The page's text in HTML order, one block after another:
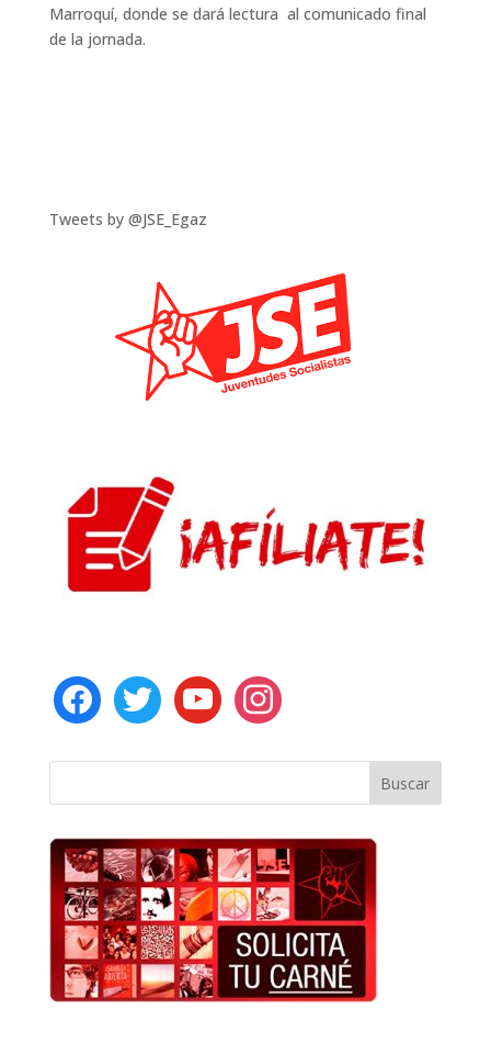
Marroquí, donde se dará lectura al comunicado final
de la jornada.
Tweets by @JSE_Egaz